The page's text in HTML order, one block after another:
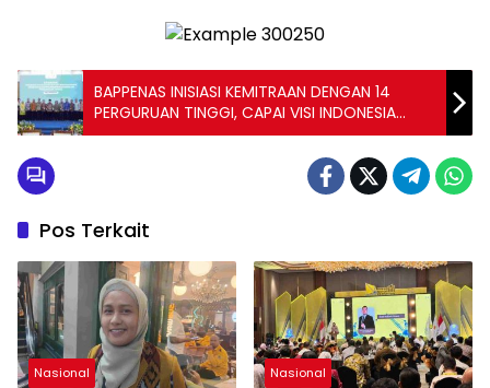
BAPPENAS INISIASI KEMITRAAN DENGAN 14
PERGURUAN TINGGI, CAPAI VISI INDONESIA
EMAS 2045
Pos Terkait
Nasional Nasional